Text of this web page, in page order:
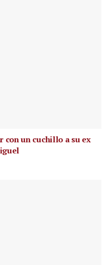
con un cuchillo a su ex